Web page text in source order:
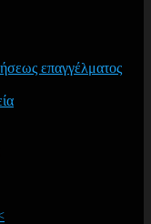
επαγγέλματος